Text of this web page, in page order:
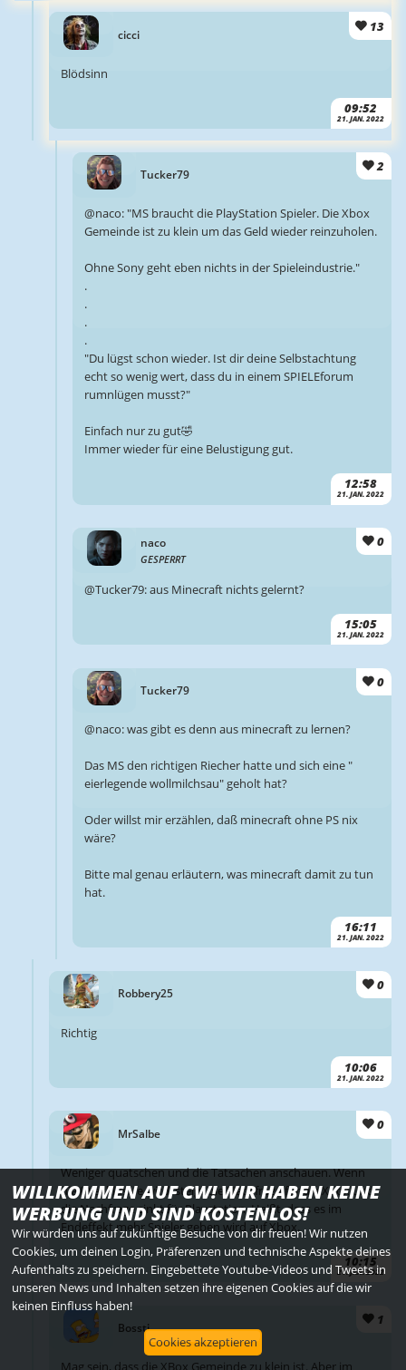
cicci
13
09:52
21. JAN. 2022
Blödsinn
Tucker79
2
12:58
21. JAN. 2022
@naco: "MS braucht die PlayStation Spieler. Die Xbox
Gemeinde ist zu klein um das Geld wieder reinzuholen.
Ohne Sony geht eben nichts in der Spieleindustrie."
.
.
.
.
"Du lügst schon wieder. Ist dir deine Selbstachtung
echt so wenig wert, dass du in einem SPIELEforum
rumnlügen musst?"
Einfach nur zu gut🤣
Immer wieder für eine Belustigung gut.
naco
GESPERRT
0
15:05
21. JAN. 2022
@Tucker79: aus Minecraft nichts gelernt?
Tucker79
0
16:11
21. JAN. 2022
@naco: was gibt es denn aus minecraft zu lernen?
Das MS den richtigen Riecher hatte und sich eine "
eierlegende wollmilchsau" geholt hat?
Oder willst mir erzählen, daß minecraft ohne PS nix
wäre?
Bitte mal genau erläutern, was minecraft damit zu tun
hat.
Robbery25
0
10:06
21. JAN. 2022
Richtig
MrSalbe
0
10:15
21. JAN. 2022
Weniger quatschen und die Tatsachen anschauen. Wenn
die IP exklusive wird, steigt die Nachfrage für die Xbox und
die Nachfrage sinkt für Playstation. Heißt, dass es im
Endeffekt mehr Spieler geben wird auf Xbox.
Bossti
1
Mag sein, dass die XBox Gemeinde zu klein ist. Aber im
WILLKOMMEN AUF CW! WIR HABEN KEINE
WERBUNG UND SIND KOSTENLOS!
Wir würden uns auf zukünftige Besuche von dir freuen! Wir nutzen
Cookies, um deinen Login, Präferenzen und technische Aspekte deines
Aufenthalts zu speichern. Eingebettete Youtube-Videos und Tweets in
unseren News und Inhalten setzen ihre eigenen Cookies auf die wir
keinen Einfluss haben!
Cookies akzeptieren